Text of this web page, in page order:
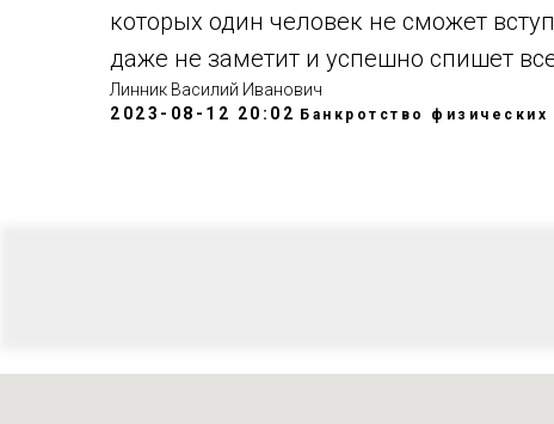
которых один человек не сможет
даже не заметит и успешно спишет
Линник Василий Иванович
2023-08-12 20:02
Банкротство физических